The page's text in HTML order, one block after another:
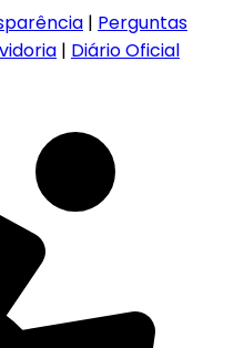
| Perguntas
| Diário Oficial